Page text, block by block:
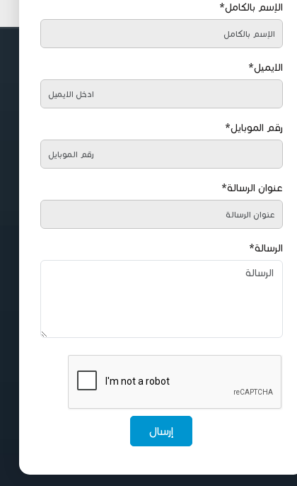
الإسم بالكامل*
الايميل*
رقم الموبايل*
عنوان الرسالة*
الرسالة*
إرسال